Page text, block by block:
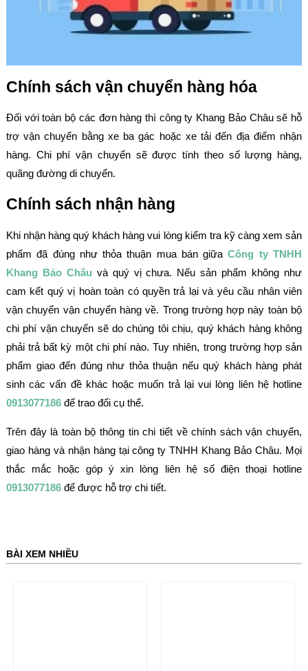
Chính sách vận chuyển hàng hóa
Đối với toàn bộ các đơn hàng thì công ty Khang Bảo Châu sẽ hỗ
trợ vận chuyển bằng xe ba gác hoặc xe tải đến địa điểm nhận
hàng. Chi phí vận chuyển sẽ được tính theo số lượng hàng,
quãng đường di chuyển.
Chính sách nhận hàng
Khi nhận hàng quý khách hàng vui lòng kiểm tra kỹ càng xem sản
phẩm đã đúng như thỏa thuận mua bán giữaCông ty TNHH
Khang Bảo Châu và quý vị chưa. Nếu sản phẩm không như
cam kết quý vị hoàn toàn có quyền trả lại và yêu cầu nhân viên
vận chuyển vận chuyển hàng về. Trong trường hợp này toàn bộ
chi phí vận chuyển sẽ do chúng tôi chịu, quý khách hàng không
phải trả bất kỳ một chi phí nào. Tuy nhiên, trong trường hợp sản
phẩm giao đến đúng như thỏa thuận nếu quý khách hàng phát
sinh các vấn đề khác hoặc muốn trả lại vui lòng liên hệ hotline
0913077186để trao đổi cụ thể.
Trên đây là toàn bộ thông tin chi tiết về chính sách vận chuyển,
giao hàng và nhận hàng tại công ty TNHH Khang Bảo Châu. Mọi
thắc mắc hoặc góp ý xin lòng liên hệ số điện thoại hotline
0913077186để được hỗ trợ chi tiết.
BÀI XEM NHIỀU